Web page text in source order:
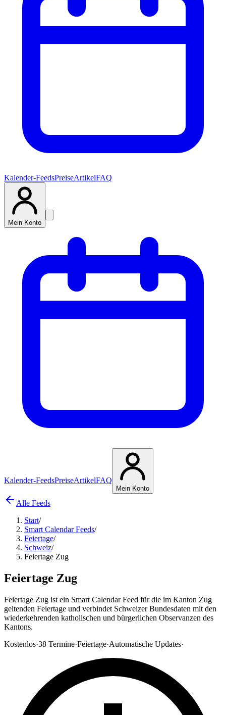
Kalender-FeedsPreiseArtikelFAQ
Mein Konto
Kalender-FeedsPreiseArtikelFAQ
Mein Konto
Alle Feeds
Start/
Smart Calendar Feeds/
Feiertage/
Schweiz/
Feiertage Zug
Feiertage Zug
Feiertage Zug ist ein Smart Calendar Feed für die im Kanton Zug
geltenden Feiertage und verbindet Schweizer Bundesdaten mit den
wiederkehrenden katholischen und bürgerlichen Observanzen des
Kantons.
Kostenlos·38 Termine·Feiertage·Automatische Updates·